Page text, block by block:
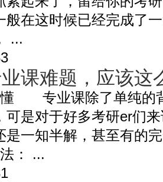
般在这时候已经完成了
...
课难题，应该这
懂 专业课除了单纯的
可是对于好多考研er们
是一知半解，甚至有的
： ...